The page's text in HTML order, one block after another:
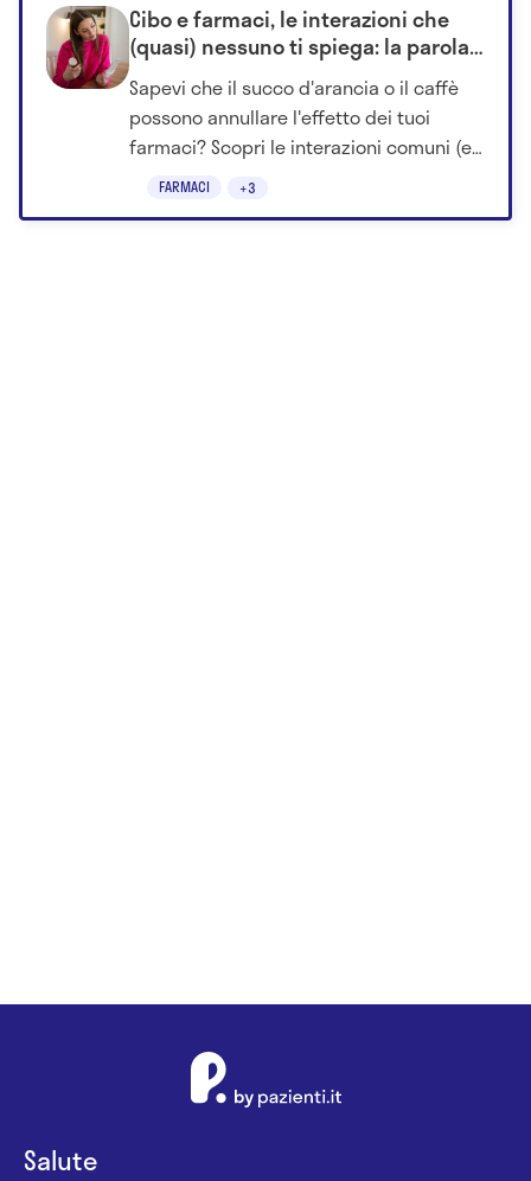
FARMACI +3
Cibo e farmaci, le interazioni che
(quasi) nessuno ti spiega: la parola
al nutrizionista
Sapevi che il succo d'arancia o il caffè
possono annullare l'effetto dei tuoi
farmaci? Scopri le interazioni comuni (e
insospettabili) spiegate dal nutrizionista.
Salute